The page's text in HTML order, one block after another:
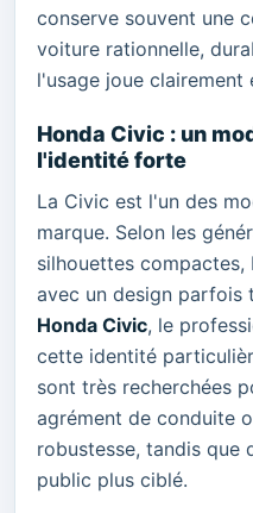
conserve souvent une
voiture rationnelle,
l'usage joue clairement
Honda Civic : un
l'identité forte
La Civic est l'un des
marque. Selon les
silhouettes
avec un design parfois
Honda Civic, le
cette identité
sont très recherchées
agrément de conduite
robustesse, tandis que
public plus ciblé.